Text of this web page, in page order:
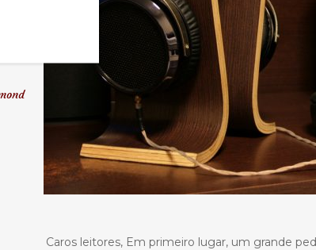
Caros leitores, Em primeiro lugar, um grande